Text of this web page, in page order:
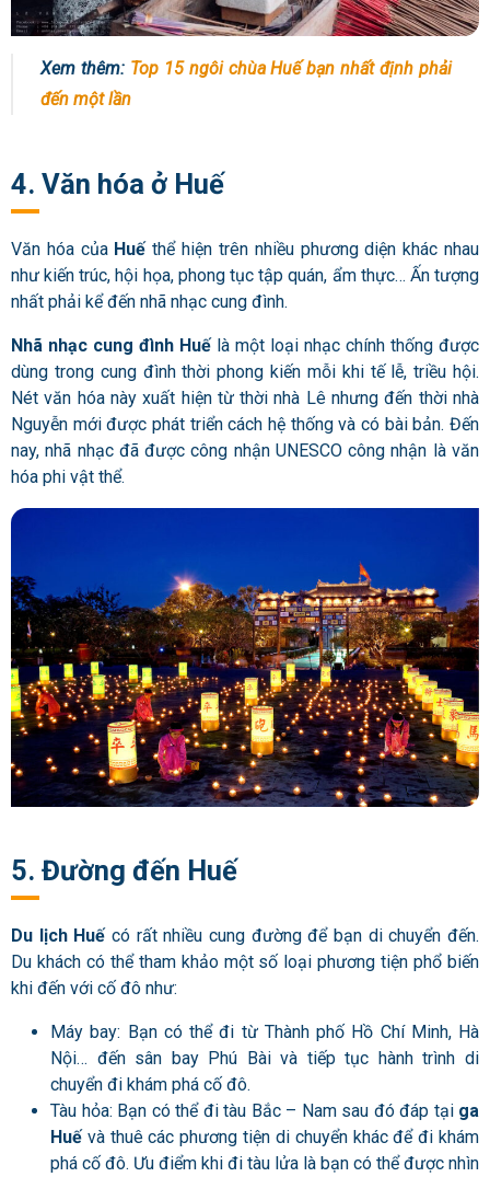
Xem thêm: Top 15 ngôi chùa Huế bạn nhất định phải
đến một lần
4. Văn hóa ở Huế
Văn hóa của Huếthể hiện trên nhiều phương diện khác nhau
như kiến trúc, hội họa, phong tục tập quán, ẩm thực… Ấn tượng
nhất phải kể đến nhã nhạc cung đình.
Nhã nhạc cung đình Huếlà một loại nhạc chính thống được
dùng trong cung đình thời phong kiến mỗi khi tế lễ, triều hội.
Nét văn hóa này xuất hiện từ thời nhà Lê nhưng đến thời nhà
Nguyễn mới được phát triển cách hệ thống và có bài bản. Đến
nay, nhã nhạc đã được công nhận UNESCO công nhận là văn
hóa phi vật thể.
5. Đường đến Huế
Du lịch Huếcó rất nhiều cung đường để bạn di chuyển đến.
Du khách có thể tham khảo một số loại phương tiện phổ biến
khi đến với cố đô như:
Máy bay: Bạn có thể đi từ Thành phố Hồ Chí Minh, Hà
Nội… đến sân bay Phú Bài và tiếp tục hành trình di
chuyển đi khám phá cố đô.
Tàu hỏa: Bạn có thể đi tàu Bắc – Nam sau đó đáp tại ga
Huếvà thuê các phương tiện di chuyển khác để đi khám
phá cố đô. Ưu điểm khi đi tàu lửa là bạn có thể được nhìn